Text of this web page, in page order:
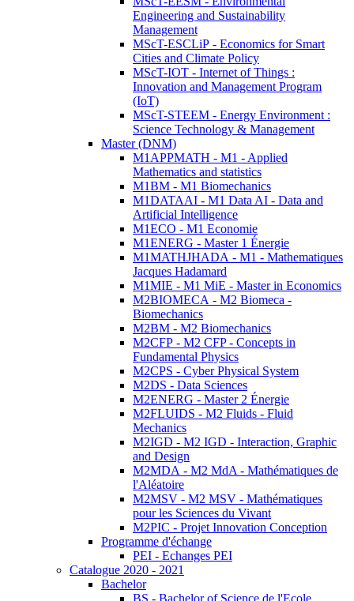
Engineering and Sustainability
Management
MScT-ESCLiP - Economics for Smart
Cities and Climate Policy
MScT-IOT - Internet of Things :
Innovation and Management Program
(IoT)
MScT-STEEM - Energy Environment :
Science Technology & Management
Master (DNM)
M1APPMATH - M1 - Applied
Mathematics and statistics
M1BM - M1 Biomechanics
M1DATAAI - M1 Data AI - Data and
Artificial Intelligence
M1ECO - M1 Economie
M1ENERG - Master 1 Énergie
M1MATHJHADA - M1 - Mathematiques
Jacques Hadamard
M1MIE - M1 MiE - Master in Economics
M2BIOMECA - M2 Biomeca -
Biomechanics
M2BM - M2 Biomechanics
M2CFP - M2 CFP - Concepts in
Fundamental Physics
M2CPS - Cyber Physical System
M2DS - Data Sciences
M2ENERG - Master 2 Énergie
M2FLUIDS - M2 Fluids - Fluid
Mechanics
M2IGD - M2 IGD - Interaction, Graphic
and Design
M2MDA - M2 MdA - Mathématiques de
l'Aléatoire
M2MSV - M2 MSV - Mathématiques
pour les Sciences du Vivant
M2PIC - Projet Innovation Conception
Programme d'échange
PEI - Echanges PEI
Catalogue 2020 - 2021
Bachelor
BS - Bachelor of Science de l'Ecole